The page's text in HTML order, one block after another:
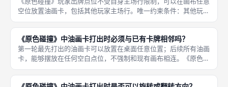
空位放置油画卡，包括其他玩家主场行。唯一约束条件：其他玩家
主场行，只有画布其余位置全部填满时才能摆放。 优秀的布局思
路需要兼顾自身计分区，同时干扰对手计分区的色块构成。玩家可
以主动在
《原色碰撞》中油画卡打出时必须与已有卡牌相邻吗？
第一轮最先打出的油画卡可以放置在桌面任意位置；后续所有油画
卡，能够摆放在任何空白点位，不强制和现有画布相连。《原色碰
撞》不存在卡牌必须相邻摆放的限制。 这条规则给予玩家极高自
由度，可以提前在远处预留布局点位，分散搭建多处色块。不过分